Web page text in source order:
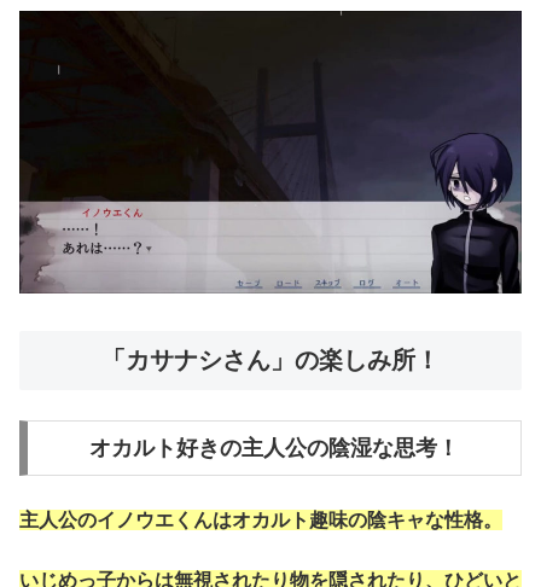
「カサナシさん」の楽しみ所！
オカルト好きの主人公の陰湿な思考！
主人公のイノウエくんはオカルト趣味の陰キャな性格。
いじめっ子からは無視されたり物を隠されたり、ひどいと